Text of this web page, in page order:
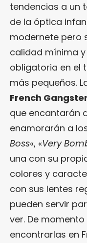
tendencias a un
de la óptica
modernete pero
calidad mínima
obligatoria en el
más pequeños.
French
que encantarán
enamorarán a
Boss«, «Very
una con su
colores y
con sus lentes
pueden servir
ver. De
encontrarlas en